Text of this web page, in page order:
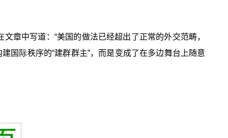
章中写道：“美国的做法已经超出了正常的外交范畴，
国际秩序的“建群群主”，而是变成了在多边舞台上随意